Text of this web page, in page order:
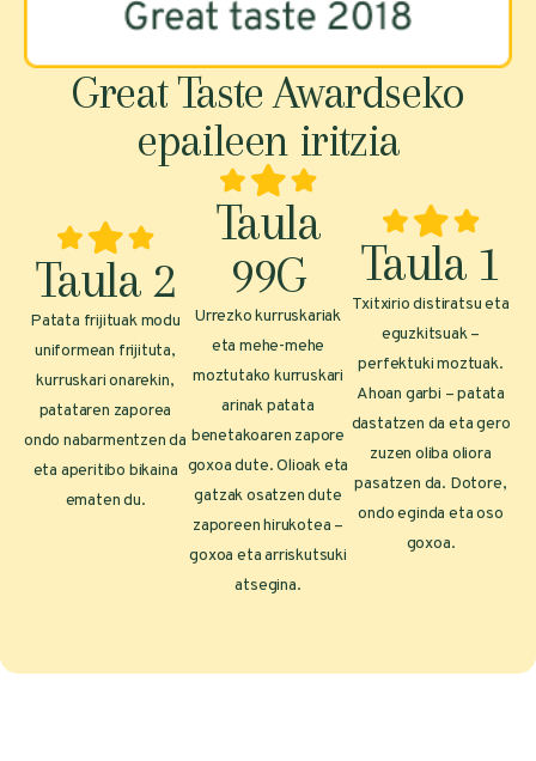
Great Taste Awardseko
epaileen iritzia
Taula 2
Patata frijituak modu
uniformean frijituta,
kurruskari onarekin,
patataren zaporea
ondo nabarmentzen da
eta aperitibo bikaina
ematen du.
Taula
99G
Urrezko kurruskariak
eta mehe-mehe
moztutako kurruskari
arinak patata
benetakoaren zapore
goxoa dute. Olioak eta
gatzak osatzen dute
zaporeen hirukotea –
goxoa eta arriskutsuki
atsegina.
Taula 1
Txitxirio distiratsu eta
eguzkitsuak –
perfektuki moztuak.
Ahoan garbi – patata
dastatzen da eta gero
zuzen oliba oliora
pasatzen da. Dotore,
ondo eginda eta oso
goxoa.